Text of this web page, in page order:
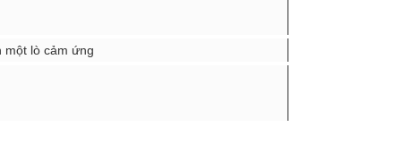
một lò cảm ứng